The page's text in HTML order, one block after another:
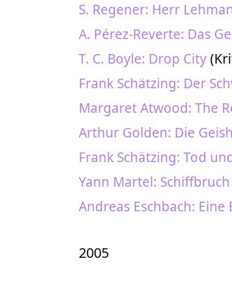
S. Regener: Herr
A. Pérez-Reverte: Das
T. C. Boyle: Drop City
Frank Schätzing: Der
Margaret Atwood: The
Arthur Golden: Die
Frank Schätzing: Tod
Yann Martel:
Andreas Eschbach:
2005